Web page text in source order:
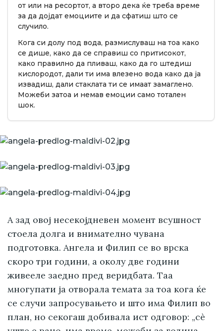
от или на ресортот, а второ дека ќе треба време
за да дојдат емоциите и да сфатиш што се
случило.
Кога си долу под вода, размислуваш на тоа како
се дише, како да се справиш со притисокот,
како правилно да пливаш, како да го штедиш
кислородот, дали ти има влезено вода како да ја
извадиш, дали стаклата ти се имаат замаглено.
Можеби затоа и немав емоции само тотален
шок.
А зад овој несекојдневен момент всушност
стоела долга и внимателно чувана
подготовка. Ангела и Филип се во врска
скоро три години, а околу две години
живееле заедно пред веридбата. Таа
многупати ја отворала темата за тоа кога ќе
се случи запросувањето и што има Филип во
план, но секогаш добивала ист одговор: „сè